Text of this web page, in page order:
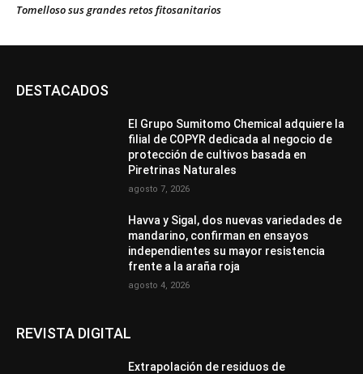
Tomelloso sus grandes retos fitosanitarios
DESTACADOS
El Grupo Sumitomo Chemical adquiere la
filial de COPYR dedicada al negocio de
protección de cultivos basada en
Piretrinas Naturales
agosto 7, 2026
Havva y Sigal, dos nuevas variedades de
mandarino, confirman en ensayos
independientes su mayor resistencia
frente a la araña roja
agosto 4, 2026
REVISTA DIGITAL
Extrapolación de residuos de